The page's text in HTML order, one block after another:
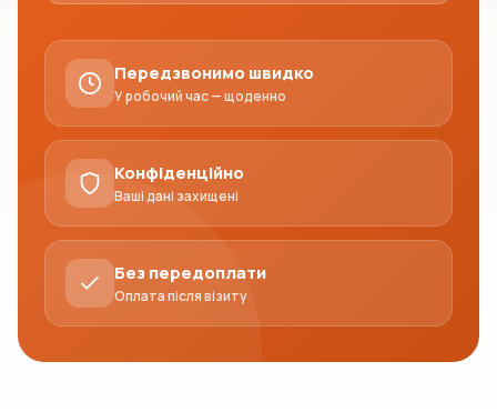
Передзвонимо швидко
У робочий час — щоденно
Конфіденційно
Ваші дані захищені
Без передоплати
Оплата після візиту